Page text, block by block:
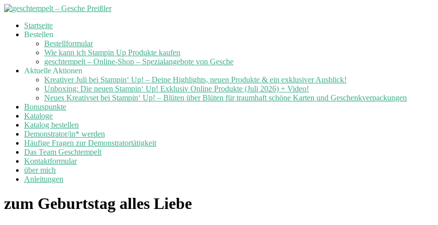
Skip
Startseite
Bestellen
Bestellformular
Wie kann ich Stampin Up Produkte kaufen
geschtempelt – Online-Shop – Spezialangebote von Gesche
Aktuelle Aktionen
Kreativer Juli bei Stampin‘ Up! – Deine Highlights, neuen Produkte & ein exklusiver Ausblick!
Unboxing: Die neuen Stampin‘ Up! Exklusiv Online Produkte (Juli 2026) + Video!
Neues Kreativset bei Stampin‘ Up! – Blüten über Blüten für traumhaft schöne Karten und Geschenkverpackungen
Bonuspunkte
Kataloge
Katalog bestellen
Demonstrator/in* werden
Häufige Fragen zur Demonstratortätigkeit
Das Team Geschtempelt
Kontaktformular
über mich
Anleitungen
zum Geburtstag alles Liebe